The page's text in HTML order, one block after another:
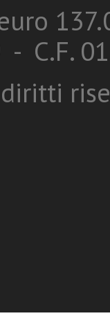
- C.F.